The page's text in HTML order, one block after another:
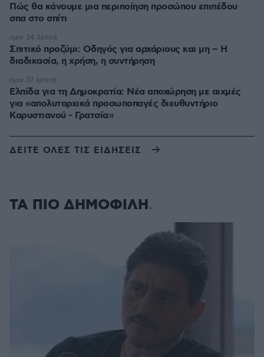
Πώς θα κάνουμε μια περιποίηση προσώπου επιπέδου
σπα στο σπίτι
Σπιτικό προζύμι: Οδηγός για αρχάριους και μη – Η
διαδικασία, η χρήση, η συντήρηση
πριν 34 λεπτά
Ελπίδα για τη Δημοκρατία: Νέα αποχώρηση με αιχμές
για «απολυταρχικά προσωποπαγές διευθυντήριο
Καρυστιανού - Γρατσία»
πριν 37 λεπτά
ΔΕΙΤΕ ΟΛΕΣ ΤΙΣ ΕΙΔΗΣΕΙΣ
ΤΑ ΠΙΟ ΔΗΜΟΦΙΛΗ